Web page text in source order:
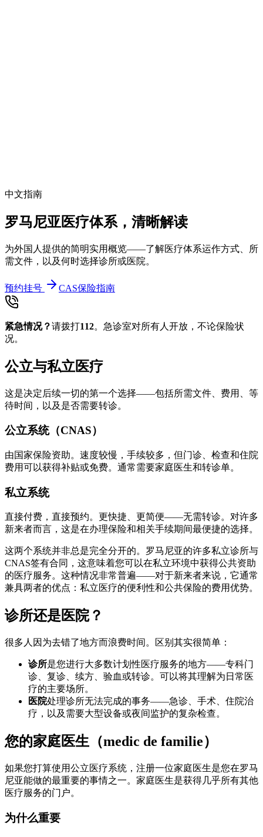
中文指南
罗马尼亚医疗体系，清晰解读
为外国人提供的简明实用概览——了解医疗体系运作方式、所
需文件，以及何时选择诊所或医院。
预约挂号 CAS保险指南
紧急情况？请拨打112。急诊室对所有人开放，不论保险状
况。
公立与私立医疗
这是决定后续一切的第一个选择——包括所需文件、费用、等
待时间，以及是否需要转诊。
公立系统（CNAS）
由国家保险资助。速度较慢，手续较多，但门诊、检查和住院
费用可以获得补贴或免费。通常需要家庭医生和转诊单。
私立系统
直接付费，直接预约。更快捷、更简便——无需转诊。对许多
新来者而言，这是在办理保险和相关手续期间最便捷的选择。
这两个系统并非总是完全分开的。罗马尼亚的许多私立诊所与
CNAS签有合同，这意味着您可以在私立环境中获得公共资助
的医疗服务。这种情况非常普遍——对于新来者来说，它通常
兼具两者的优点：私立医疗的便利性和公共保险的费用优势。
诊所还是医院？
很多人因为去错了地方而浪费时间。区别其实很简单：
诊所是您进行大多数计划性医疗服务的地方——专科门
诊、复诊、续方、验血或转诊。可以将其理解为日常医
疗的主要场所。
医院处理诊所无法完成的事务——急诊、手术、住院治
疗，以及需要大型设备或夜间监护的复杂检查。
您的家庭医生（medic de familie）
如果您打算使用公立医疗系统，注册一位家庭医生是您在罗马
尼亚能做的最重要的事情之一。家庭医生是获得几乎所有其他
医疗服务的门户。
为什么重要